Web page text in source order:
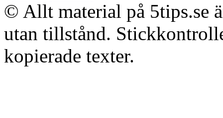
© Allt material på 5tips.se
utan tillstånd.
kopierade texter.